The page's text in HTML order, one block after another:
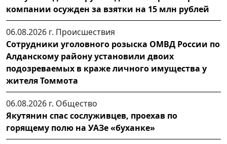
компании осужден за взятки на 15 млн рублей
06.08.2026 г. Происшествия
Сотрудники уголовного розыска ОМВД России по
Алданскому району установили двоих
подозреваемых в краже личного имущества у
жителя Томмота
06.08.2026 г. Общество
Якутянин спас сослуживцев, проехав по
горящему полю на УАЗе «буханке»